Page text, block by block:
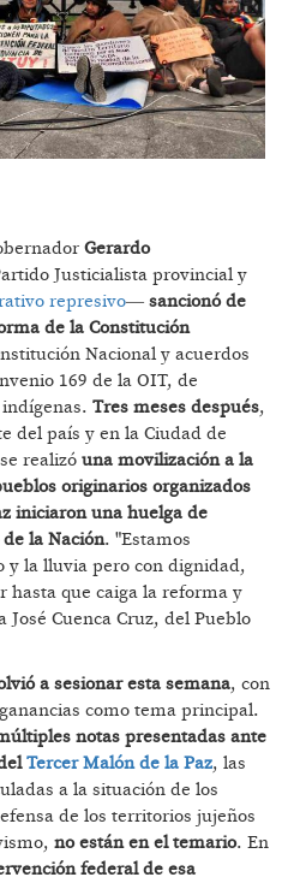
Gerardo
Justicialista provincial y
represivo― sancionó de
de la Constitución
Nacional y acuerdos
169 de la OIT, de
Tres meses después,
del país y en la Ciudad de
realizó una movilización a la
originarios organizados
iniciaron una huelga de
la Nación. "Estamos
y la lluvia pero con dignidad,
hasta que caiga la reforma y
Cuenca Cruz, del Pueblo
a sesionar esta semana, con
como tema principal.
notas presentadas ante
Tercer Malón de la Paz, las
a la situación de los
de los territorios jujeños
no están en el temario. En
federal de esa